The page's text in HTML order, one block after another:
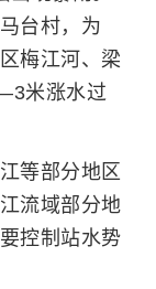
台村，为
梅江河、梁
米涨水过
等部分地区
流域部分地
控制站水势